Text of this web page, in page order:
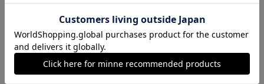
K16GP ネコのラインストーンネックレス
1,299円